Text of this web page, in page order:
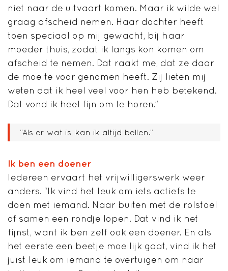
niet naar de uitvaart komen. Maar ik wilde wel
graag afscheid nemen. Haar dochter heeft
toen speciaal op mij gewacht, bij haar
moeder thuis, zodat ik langs kon komen om
afscheid te nemen. Dat raakt me, dat ze daar
de moeite voor genomen heeft. Zij lieten mij
weten dat ik heel veel voor hen heb betekend.
Dat vond ik heel fijn om te horen.”
“Als er wat is, kan ik altijd bellen.”
Ik ben een doener
Iedereen ervaart het vrijwilligerswerk weer
anders. “Ik vind het leuk om iets actiefs te
doen met iemand. Naar buiten met de rolstoel
of samen een rondje lopen. Dat vind ik het
fijnst, want ik ben zelf ook een doener. En als
het eerste een beetje moeilijk gaat, vind ik het
juist leuk om iemand te overtuigen om naar